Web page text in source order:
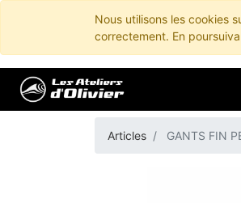
Nous utilisons les cookies
correctement. En
Articles GANTS FIN